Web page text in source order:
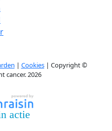
| Cookies| Copyright ©
cancer. 2026
actie